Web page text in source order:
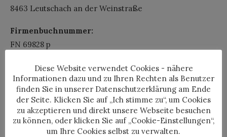
8463 Leutschach an der Weinstraße
Firmenbuchnummer:
FN 69828 p
UID-Nummer:
ATU41794509
office@​ekzrepolusk.at
Diese Webseite wurde durchKoerblerumgesetzt.
Diese Website verwendet Cookies - nähere
Informationen dazu und zu Ihren Rechten als Benutzer
finden Sie in unserer Datenschutzerklärung am Ende
der Seite. Klicken Sie auf „Ich stimme zu“, um Cookies
zu akzeptieren und direkt unsere Webseite besuchen
zu können, oder klicken Sie auf „Cookie-Einstellungen“,
um Ihre Cookies selbst zu verwalten.